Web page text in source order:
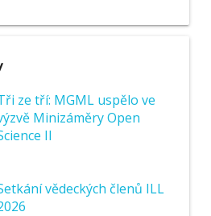
ze tří: MGML uspělo ve
Minizáměry Open
II
vědeckých členů ILL